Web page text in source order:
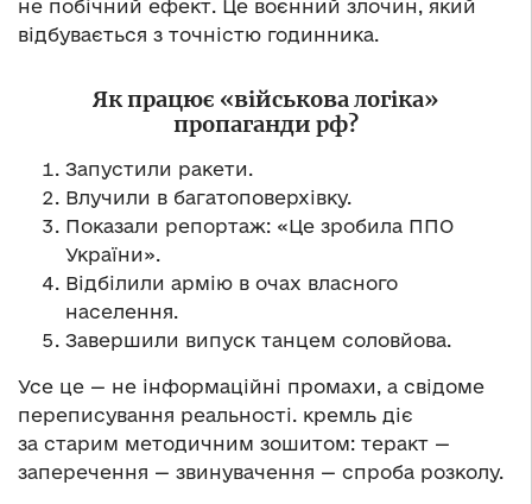
не побічний ефект. Це воєнний злочин, який
відбувається з точністю годинника.
Як працює «військова логіка»
пропаганди рф?
Запустили ракети.
Влучили в багатоповерхівку.
Показали репортаж: «Це зробила ППО
України».
Відбілили армію в очах власного
населення.
Завершили випуск танцем соловйова.
Усе це — не інформаційні промахи, а свідоме
переписування реальності. кремль діє
за старим методичним зошитом: теракт —
заперечення — звинувачення — спроба розколу.